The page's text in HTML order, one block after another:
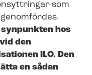
som
synpunkten hos
den
ILO. Den
en sådan